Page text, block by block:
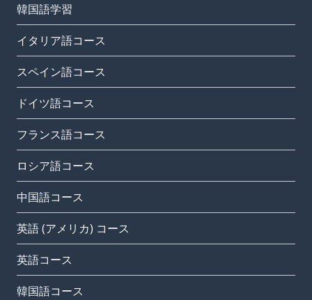
韓国語学習
イタリア語コース
スペイン語コース
ドイツ語コース
フランス語コース
ロシア語コース
中国語コース
英語 (アメリカ) コース
英語コース
韓国語コース